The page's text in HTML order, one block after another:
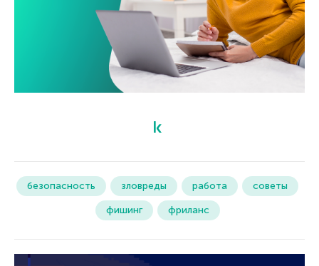
безопасность зловреды работа
советы
фишинг
фриланс